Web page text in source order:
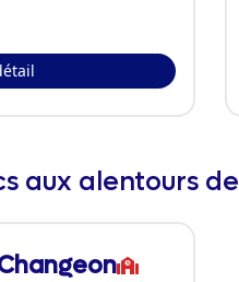
aux alentours de